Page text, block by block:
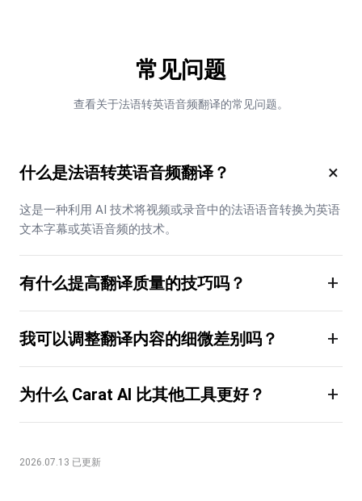
常见问题
查看关于法语转英语音频翻译的常见问题。
什么是法语转英语音频翻译？ ×
这是一种利用 AI 技术将视频或录音中的法语语音转换为英语
文本字幕或英语音频的技术。
有什么提高翻译质量的技巧吗？ +
我可以调整翻译内容的细微差别吗？ +
为什么 Carat AI 比其他工具更好？ +
2026.07.13 已更新